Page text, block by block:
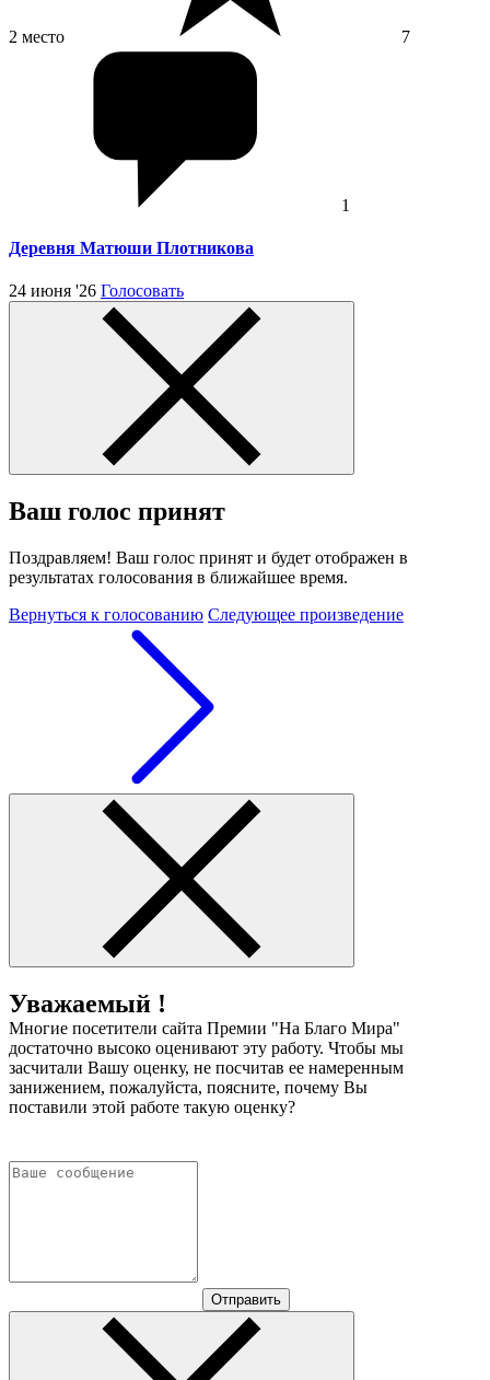
2 место 7
1
Деревня Матюши Плотникова
24 июня '26 Голосовать
Ваш голос принят
Поздравляем! Ваш голос принят и будет отображен в
результатах голосования в ближайшее время.
Вернуться к голосованию Следующее произведение
Уважаемый !
Многие посетители сайта Премии "На Благо Мира"
достаточно высоко оценивают эту работу. Чтобы мы
засчитали Вашу оценку, не посчитав ее намеренным
занижением, пожалуйста, поясните, почему Вы
поставили этой работе такую оценку?
Отправить